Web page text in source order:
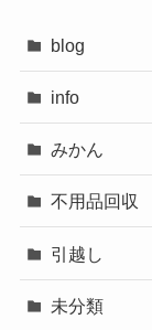
blog
info
みかん
不用品回収
引越し
未分類